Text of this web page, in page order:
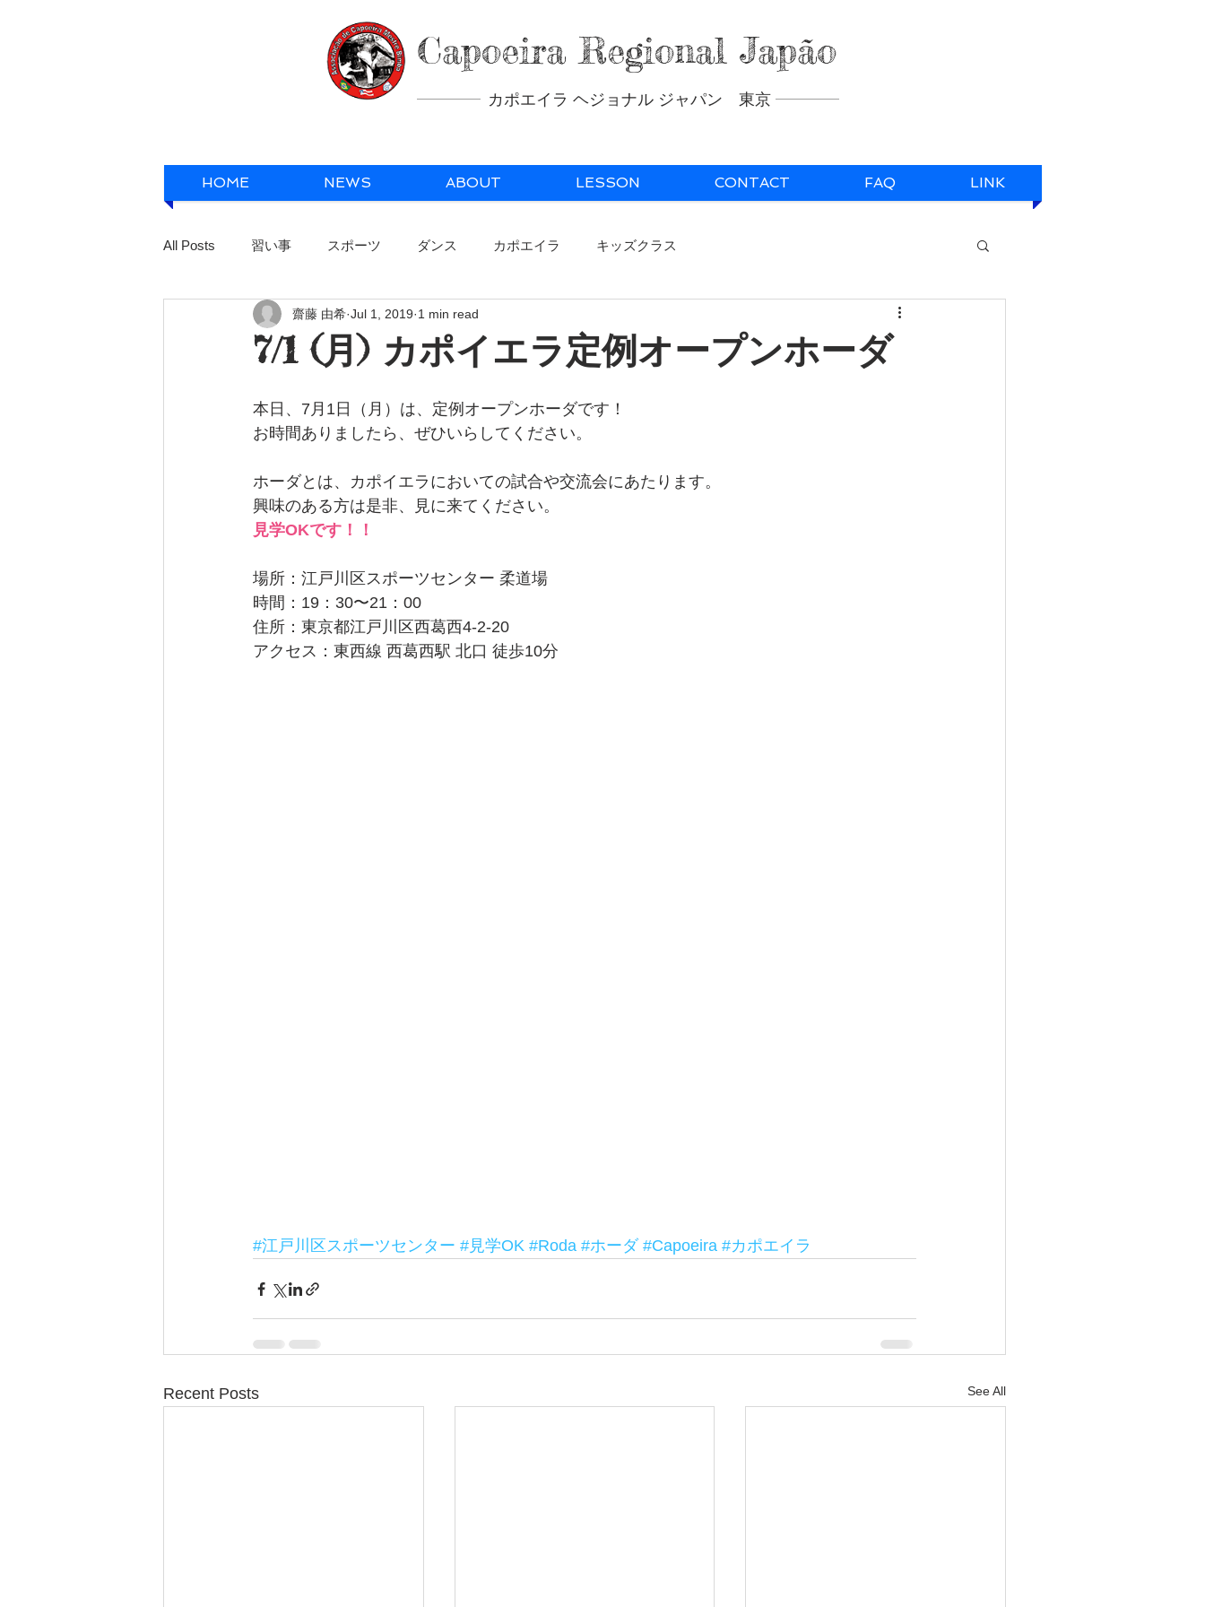
Capoeira Regional Japão
カポエイラ ヘジョナル ジャパン 東京
HOME NEWS ABOUT LESSON CONTACT FAQ LINK
All Posts 習い事 スポーツ ダンス カポエイラ キッズクラス
7/1 (月) カポイエラ定例オープンホーダ
齋藤 由希 Jul 1, 2019 1 min read
本日、7月1日（月）は、定例オープンホーダです！
お時間ありましたら、ぜひいらしてください。
ホーダとは、カポイエラにおいての試合や交流会にあたります。
興味のある方は是非、見に来てください。
見学OKです！！
場所：江戸川区スポーツセンター 柔道場
時間：19：30〜21：00
住所：東京都江戸川区西葛西4-2-20
アクセス：東西線 西葛西駅 北口 徒歩10分
#江戸川区スポーツセンター #見学OK #Roda #ホーダ #Capoeira #カポエイラ
Recent Posts See All